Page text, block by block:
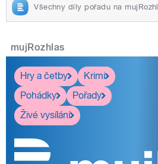
Všechny díly pořadu na
mujRozhlas
Hry a četby
Krimi
Pohádky
Pořady
Živé vysílání